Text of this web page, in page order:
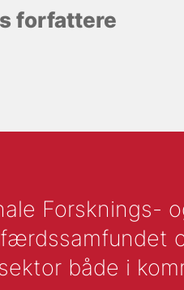
forfattere
Forsknings-
både i